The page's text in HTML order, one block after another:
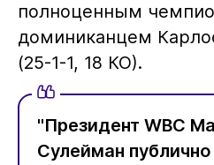
полноценным
доминиканцем
(25-1-1, 18 КО).
"Президент WBC
Сулейман публично